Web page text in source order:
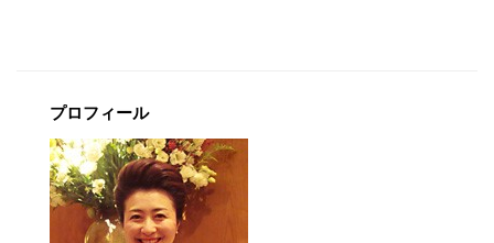
シ
ョ
プロフィール